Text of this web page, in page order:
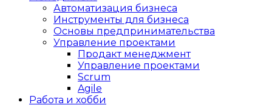
Автоматизация бизнеса
Инструменты для бизнеса
Основы предпринимательства
Управление проектами
Продакт менеджмент
Управление проектами
Scrum
Agile
Работа и хобби